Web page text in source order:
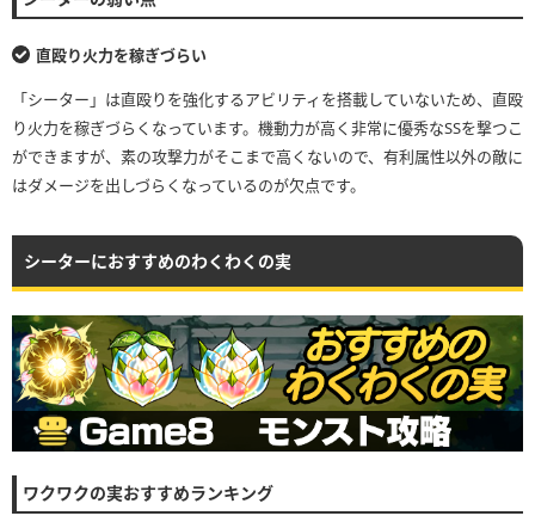
直殴り火力を稼ぎづらい
「シーター」は直殴りを強化するアビリティを搭載していないため、直殴
り火力を稼ぎづらくなっています。機動力が高く非常に優秀なSSを撃つこ
ができますが、素の攻撃力がそこまで高くないので、有利属性以外の敵に
はダメージを出しづらくなっているのが欠点です。
シーターにおすすめのわくわくの実
ワクワクの実おすすめランキング